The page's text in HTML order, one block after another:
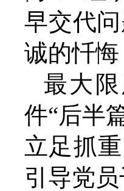
早交代
诚的忏
最大
件“后半
立足抓
引导党